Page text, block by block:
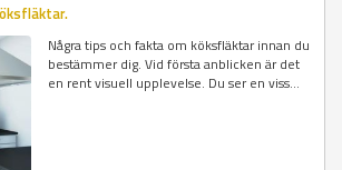
Några tips och fakta om köksfläktar innan du
bestämmer dig. Vid första anblicken är det
en rent visuell upplevelse. Du ser en viss...